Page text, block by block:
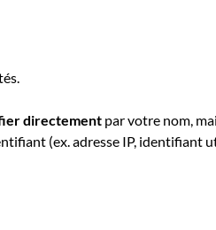
directement par votre nom,
(ex. adresse IP, identifiant